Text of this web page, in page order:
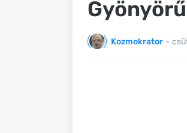
Kozmokrator -